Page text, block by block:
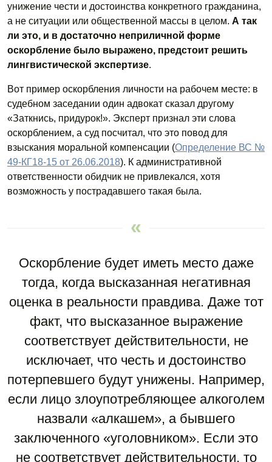
унижение чести и достоинства конкретного гражданина,
а не ситуации или общественной массы в целом. А так
ли это, и в достаточно неприличной форме
оскорбление было выражено, предстоит решить
лингвистической экспертизе.
Вот пример оскорбления личности на рабочем месте: в
судебном заседании один адвокат сказал другому
«Заткнись, придурок!». Эксперт признал эти слова
оскорблением, а суд посчитал, что это повод для
взыскания моральной компенсации (Определение ВС №
49-КГ18-15 от 26.06.2018). К административной
ответственности обидчик не привлекался, хотя
возможность у пострадавшего такая была.
Оскорбление будет иметь место даже
тогда, когда высказанная негативная
оценка в реальности правдива. Даже тот
факт, что высказанное выражение
соответствует действительности, не
исключает, что честь и достоинство
потерпевшего будут унижены. Например,
если лицо злоупотребляющее алкоголем
назвали «алкашем», а бывшего
заключенного «уголовником». Если это
не соответствует действительности, то